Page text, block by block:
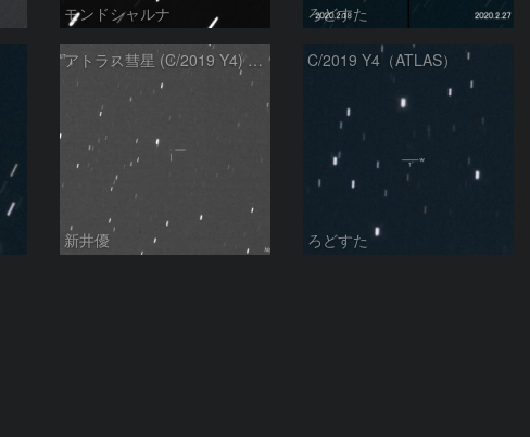
モンドシャルナ ろどすた
アトラス彗星 (C/2019 Y4) ：2020/01/31
新井優
C/2019 Y4（ATLAS）
ろどすた